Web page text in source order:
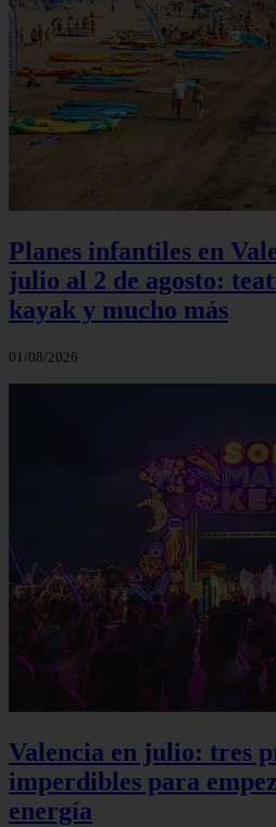
Planes infantiles en
julio al 2 de agosto:
kayak y mucho más
01/08/2026
Valencia en julio: tres
imperdibles para
energía